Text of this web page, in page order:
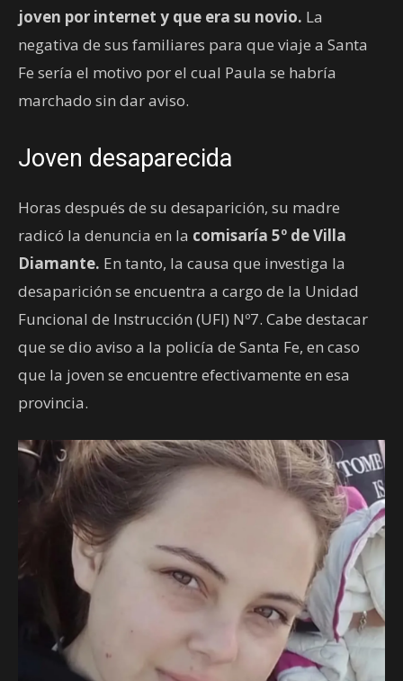
joven por internet y que era su novio. La
negativa de sus familiares para que viaje a Santa
Fe sería el motivo por el cual Paula se habría
marchado sin dar aviso.
Joven desaparecida
Horas después de su desaparición, su madre
radicó la denuncia en la comisaría 5º de Villa
Diamante. En tanto, la causa que investiga la
desaparición se encuentra a cargo de la Unidad
Funcional de Instrucción (UFI) Nº7. Cabe destacar
que se dio aviso a la policía de Santa Fe, en caso
que la joven se encuentre efectivamente en esa
provincia.